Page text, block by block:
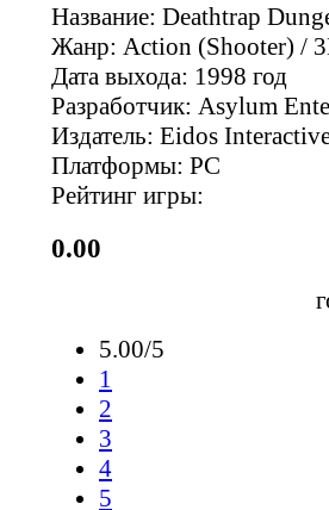
Название: Deathtrap
Жанр: Action (Shooter) /
Дата выхода: 1998 год
Разработчик: Asylum
Издатель: Eidos
Платформы: PC
Рейтинг игры:
0.00
5.00/5
1
2
3
4
5